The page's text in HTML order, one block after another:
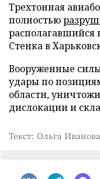
Трехтонная
полностью
располагавшийся
Стенка в
Вооруженные
удары по
области,
дислокации и
Текст: Ольга Иванова